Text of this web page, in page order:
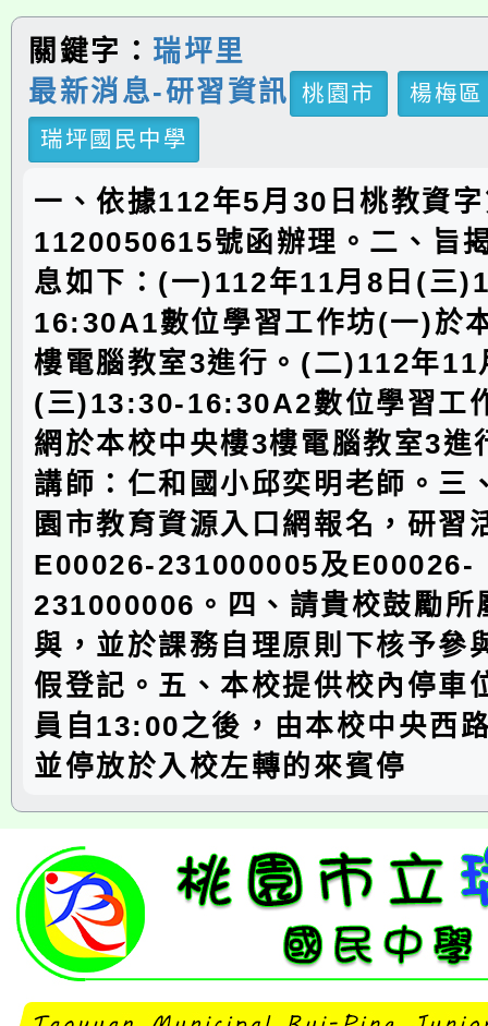
關鍵字： 瑞坪里
最新消息-研習資訊
桃園市
楊梅區
瑞坪國民中學
一、依據112年5月30日桃教資
1120050615號函辦理。二、旨
息如下：(一)112年11月8日(三
16:30A1數位學習工作坊(一)於
樓電腦教室3進行。(二)112年11
(三)13:30-16:30A2數位學習工
網於本校中央樓3樓電腦教室3進
講師：仁和國小邱奕明老師。三
園市教育資源入口網報名，研習
E00026-231000005及E00026-
231000006。四、請貴校鼓勵所
與，並於課務自理原則下核予參
假登記。五、本校提供校內停車
員自13:00之後，由本校中央西
並停放於入校左轉的來賓停